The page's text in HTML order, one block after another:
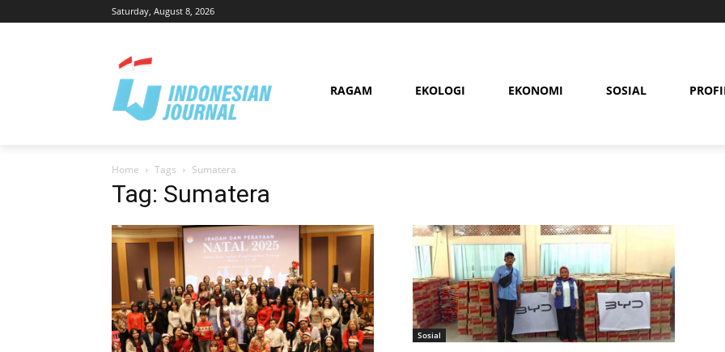
Saturday, August 8, 2026
RAGAM EKOLOGI EKONOMI SOSIAL
Home Tags Sumatera
Tag: Sumatera
Sosial